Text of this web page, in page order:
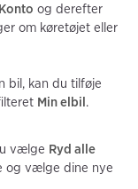
Konto og derefter
om køretøjet eller
bil, kan du tilføje
Min elbil.
vælge Ryd alle
og vælge dine nye